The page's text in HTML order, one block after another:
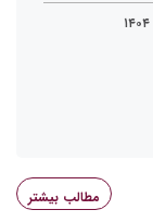
مطالب بیشتر